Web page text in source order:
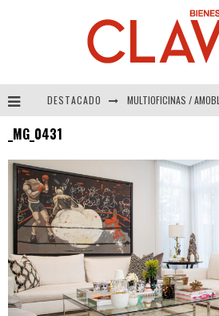
DESTACADO
_MG_0431